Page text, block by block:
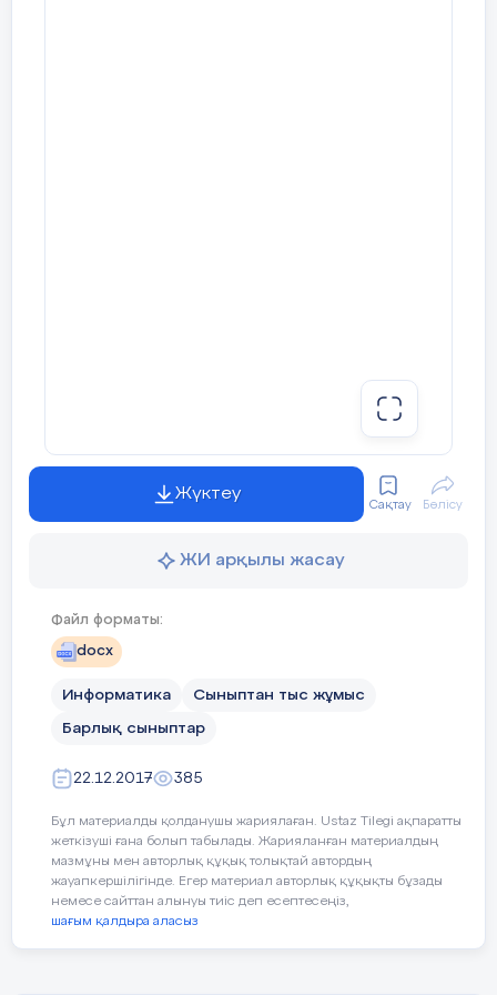
Ағашты таңдап болсаңыз, өзіңіз жайлы
мына психологиялық тестпен
танысыңыз. Сіз қандай екенсіз?
1. Жомарт және адамгершілігі
жоғары жансыз.Сіз үнемі үздік
болуға талпынасыз. Кеудемсоқтық
Жүктеу
Сақтау Бөлісу
ЖИ арқылы жасау
Файл форматы:
docx
Информатика Сыныптан тыс жұмыс
Барлық сыныптар
22.12.2017 385
Бұл материалды қолданушы жариялаған. Ustaz Tilegi ақпаратты
жеткізуші ғана болып табылады. Жарияланған материалдың
мазмұны мен авторлық құқық толықтай автордың
жауапкершілігінде. Егер материал авторлық құқықты бұзады
немесе сайттан алынуы тиіс деп есептесеңіз,
шағым қалдыра аласыз